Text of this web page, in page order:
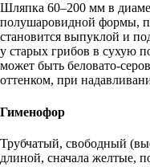
Шляпка 60–200 мм в
полушаровидной формы,
становится выпуклой и
у старых грибов в сухую
может быть беловато-
оттенком, при
Гименофор
Трубчатый, свободный
длиной, сначала желтые,